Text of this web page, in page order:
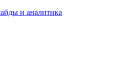
и аналитика